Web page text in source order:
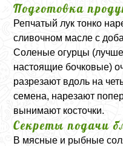
Подготовка
Репчатый лук тонко
сливочном масле с
Соленые огурцы (лучше
настоящие бочковые)
разрезают вдоль на
семена, нарезают
вынимают косточки.
Секреты подачи
В мясные и рыбные